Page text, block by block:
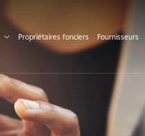
Propriétaires fonciers Fournisseurs